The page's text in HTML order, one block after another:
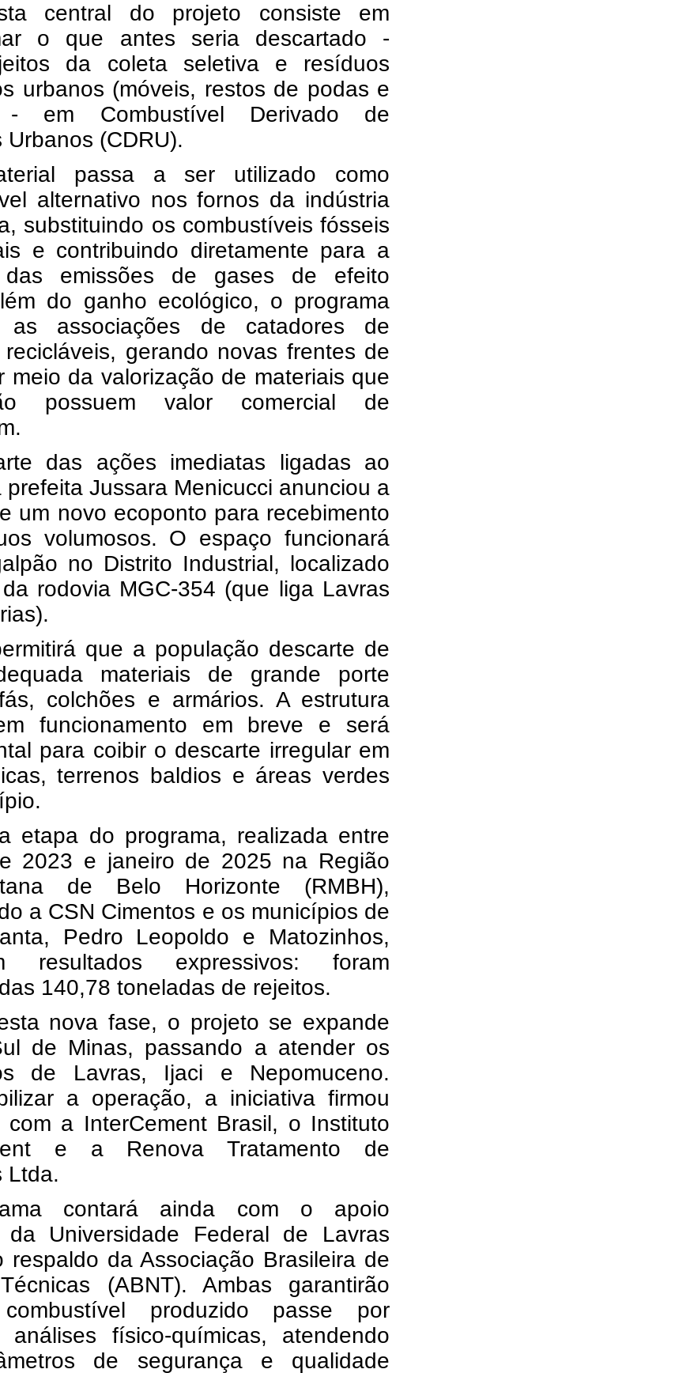
central do projeto consiste em
o que antes seria descartado -
da coleta seletiva e resíduos
urbanos (móveis, restos de podas e
- em Combustível Derivado de
Urbanos (CDRU).
passa a ser utilizado como
alternativo nos fornos da indústria
substituindo os combustíveis fósseis
e contribuindo diretamente para a
das emissões de gases de efeito
do ganho ecológico, o programa
as associações de catadores de
recicláveis, gerando novas frentes de
meio da valorização de materiais que
possuem valor comercial de
das ações imediatas ligadas ao
prefeita Jussara Menicucci anunciou a
um novo ecoponto para recebimento
volumosos. O espaço funcionará
no Distrito Industrial, localizado
rodovia MGC-354 (que liga Lavras
que a população descarte de
materiais de grande porte
colchões e armários. A estrutura
funcionamento em breve e será
para coibir o descarte irregular em
terrenos baldios e áreas verdes
etapa do programa, realizada entre
2023 e janeiro de 2025 na Região
de Belo Horizonte (RMBH),
a CSN Cimentos e os municípios de
Pedro Leopoldo e Matozinhos,
resultados expressivos: foram
140,78 toneladas de rejeitos.
nova fase, o projeto se expande
de Minas, passando a atender os
de Lavras, Ijaci e Nepomuceno.
a operação, a iniciativa firmou
com a InterCement Brasil, o Instituto
e a Renova Tratamento de
Ltda.
contará ainda com o apoio
da Universidade Federal de Lavras
respaldo da Associação Brasileira de
(ABNT). Ambas garantirão
produzido passe por
análises físico-químicas, atendendo
de segurança e qualidade